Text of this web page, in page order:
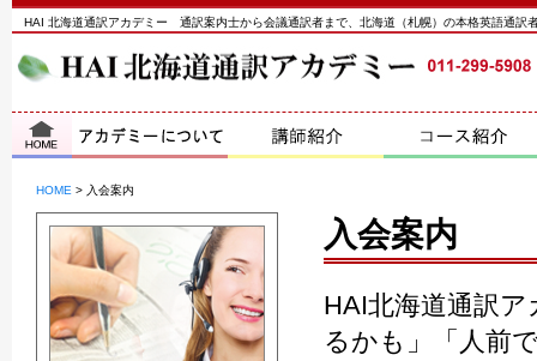
HAI 北海道通訳アカデミー 通訳案内士から会議通訳者まで、北海道（札幌）の本格英語通訳
HOME > 入会案内
入会案内
HAI北海道通訳
るかも」「人前